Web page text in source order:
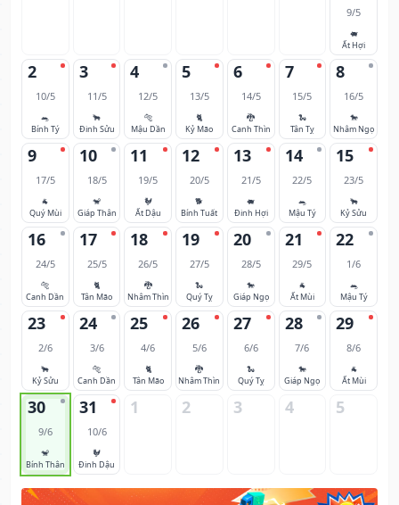
9/5
🐖
Ất Hợi
2
10/5
🐀
Bính Tý
3
11/5
🐂
Đinh Sửu
4
12/5
🐅
Mậu Dần
5
13/5
🐈
Kỷ Mão
6
14/5
🐉
Canh Thìn
7
15/5
🐍
Tân Tỵ
8
16/5
🐎
Nhâm Ngọ
9
17/5
🐐
Quý Mùi
10
18/5
🐒
Giáp Thân
11
19/5
🐓
Ất Dậu
12
20/5
🐕
Bính Tuất
13
21/5
🐖
Đinh Hợi
14
22/5
🐀
Mậu Tý
15
23/5
🐂
Kỷ Sửu
16
24/5
🐅
Canh Dần
17
25/5
🐈
Tân Mão
18
26/5
🐉
Nhâm Thìn
19
27/5
🐍
Quý Tỵ
20
28/5
🐎
Giáp Ngọ
21
29/5
🐐
Ất Mùi
22
1/6
🐀
Mậu Tý
23
2/6
🐂
Kỷ Sửu
24
3/6
🐅
Canh Dần
25
4/6
🐈
Tân Mão
26
5/6
🐉
Nhâm Thìn
27
6/6
🐍
Quý Tỵ
28
7/6
🐎
Giáp Ngọ
29
8/6
🐐
Ất Mùi
30
9/6
🐒
Bính Thân
31
10/6
🐓
Đinh Dậu
1 2 3 4 5